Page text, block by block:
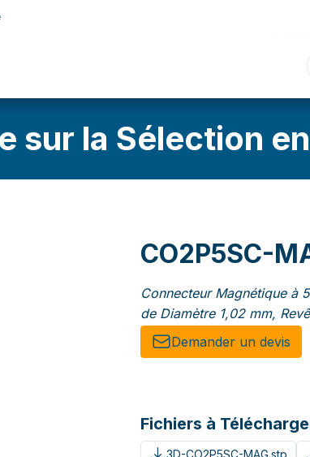
Sélection en
sur la Sélection
CO2P5SC-
Connecteur Magnétique à
de Diamètre 1,02 mm,
Demander un de​​vis​​
Fichiers à